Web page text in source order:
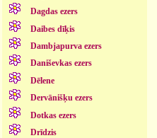
Dagdas ezers
Daibes dīķis
Dambjapurva ezers
Daniševkas ezers
Dēlene
Dervānišķu ezers
Dotkas ezers
Drīdzis